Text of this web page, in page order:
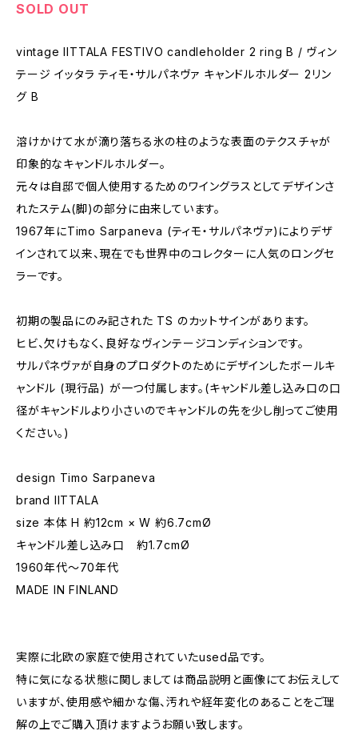
SOLD OUT
vintage IITTALA FESTIVO candleholder 2 ring B / ヴィン
テージ イッタラ ティモ・サルパネヴァ キャンドルホルダー 2リン
グ B
溶けかけて水が滴り落ちる氷の柱のような表面のテクスチャが
印象的なキャンドルホルダー。
元々は自邸で個人使用するためのワイングラスとしてデザインさ
れたステム(脚)の部分に由来しています。
1967年にTimo Sarpaneva (ティモ・サルパネヴァ)によりデザ
インされて以来、現在でも世界中のコレクターに人気のロングセ
ラーです。
初期の製品にのみ記された TS のカットサインがあります。
ヒビ、欠けもなく、良好なヴィンテージコンディションです。
サルパネヴァが自身のプロダクトのためにデザインしたボールキ
ャンドル (現行品) が一つ付属します。(キャンドル差し込み口の口
径がキャンドルより小さいのでキャンドルの先を少し削ってご使用
ください。)
design Timo Sarpaneva
brand IITTALA
size 本体 H 約12cm × W 約6.7cmØ
キャンドル差し込み口 約1.7cmØ
1960年代〜70年代
MADE IN FINLAND
実際に北欧の家庭で使用されていたused品です。
特に気になる状態に関しましては商品説明と画像にてお伝えして
いますが、使用感や細かな傷、汚れや経年変化のあることをご理
解の上でご購入頂けますようお願い致します。